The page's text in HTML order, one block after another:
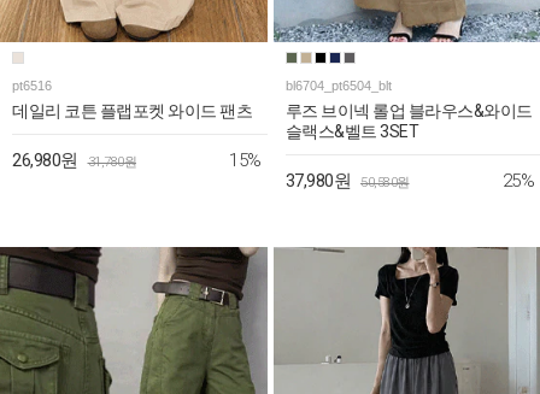
pt6516
데일리 코튼 플랩포켓 와이드 팬츠
26,980원 31,780원 15%
bl6704_pt6504_blt
루즈 브이넥 롤업 블라우스&와이드
슬랙스&벨트 3SET
37,980원 50,580원 25%